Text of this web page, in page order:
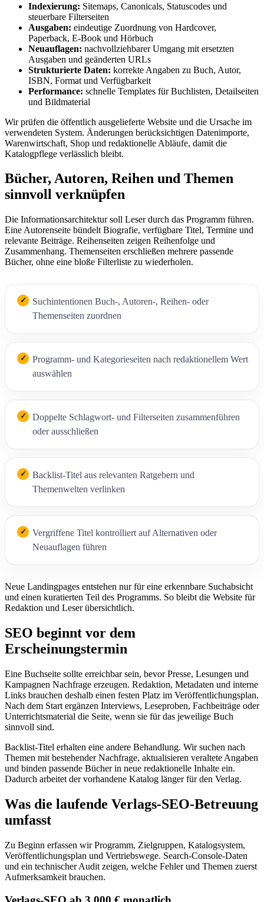
Indexierung: Sitemaps, Canonicals, Statuscodes und
steuerbare Filterseiten
Ausgaben: eindeutige Zuordnung von Hardcover,
Paperback, E-Book und Hörbuch
Neuauflagen: nachvollziehbarer Umgang mit ersetzten
Ausgaben und geänderten URLs
Strukturierte Daten: korrekte Angaben zu Buch, Autor,
ISBN, Format und Verfügbarkeit
Performance: schnelle Templates für Buchlisten, Detailseiten
und Bildmaterial
Wir prüfen die öffentlich ausgelieferte Website und die Ursache im
verwendeten System. Änderungen berücksichtigen Datenimporte,
Warenwirtschaft, Shop und redaktionelle Abläufe, damit die
Katalogpflege verlässlich bleibt.
Bücher, Autoren, Reihen und Themen
sinnvoll verknüpfen
Die Informationsarchitektur soll Leser durch das Programm führen.
Eine Autorenseite bündelt Biografie, verfügbare Titel, Termine und
relevante Beiträge. Reihenseiten zeigen Reihenfolge und
Zusammenhang. Themenseiten erschließen mehrere passende
Bücher, ohne eine bloße Filterliste zu wiederholen.
Suchintentionen Buch-, Autoren-, Reihen- oder
Themenseiten zuordnen
Programm- und Kategorieseiten nach redaktionellem Wert
auswählen
Doppelte Schlagwort- und Filterseiten zusammenführen
oder ausschließen
Backlist-Titel aus relevanten Ratgebern und
Themenwelten verlinken
Vergriffene Titel kontrolliert auf Alternativen oder
Neuauflagen führen
Neue Landingpages entstehen nur für eine erkennbare Suchabsicht
und einen kuratierten Teil des Programms. So bleibt die Website für
Redaktion und Leser übersichtlich.
SEO beginnt vor dem
Erscheinungstermin
Eine Buchseite sollte erreichbar sein, bevor Presse, Lesungen und
Kampagnen Nachfrage erzeugen. Redaktion, Metadaten und interne
Links brauchen deshalb einen festen Platz im Veröffentlichungsplan.
Nach dem Start ergänzen Interviews, Leseproben, Fachbeiträge oder
Unterrichtsmaterial die Seite, wenn sie für das jeweilige Buch
sinnvoll sind.
Backlist-Titel erhalten eine andere Behandlung. Wir suchen nach
Themen mit bestehender Nachfrage, aktualisieren veraltete Angaben
und binden passende Bücher in neue redaktionelle Inhalte ein.
Dadurch arbeitet der vorhandene Katalog länger für den Verlag.
Was die laufende Verlags-SEO-Betreuung
umfasst
Zu Beginn erfassen wir Programm, Zielgruppen, Katalogsystem,
Veröffentlichungsplan und Vertriebswege. Search-Console-Daten
und ein technischer Audit zeigen, welche Fehler und Themen zuerst
Aufmerksamkeit brauchen.